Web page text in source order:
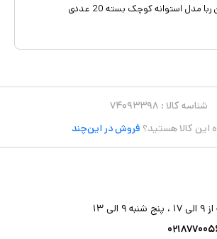
مدل استوانه کوچک بسته 20 عددی
شناسه کالا : ۷۴۰۹۳۳۹۸
این کالا هستید؟ فروش در این‌چند
۱۳